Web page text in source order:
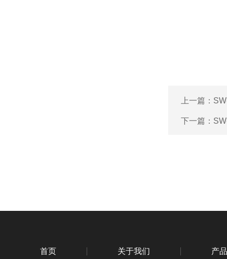
上一篇：
下一篇：
首页 关于我们 产